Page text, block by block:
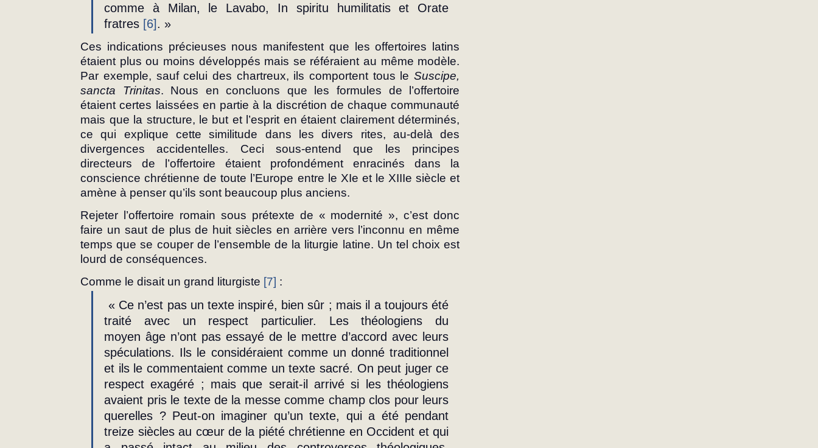
comme à Milan, le Lavabo, In spiritu humilitatis et Orate
fratres [6]. »
Ces indications précieuses nous manifestent que les offertoires latins
étaient plus ou moins développés mais se référaient au même modèle.
Par exemple, sauf celui des chartreux, ils comportent tous le Suscipe,
sancta Trinitas. Nous en concluons que les formules de l’offertoire
étaient certes laissées en partie à la discrétion de chaque communauté
mais que la structure, le but et l’esprit en étaient clairement déterminés,
ce qui explique cette similitude dans les divers rites, au-delà des
divergences accidentelles. Ceci sous-entend que les principes
directeurs de l’offertoire étaient profondément enracinés dans la
conscience chrétienne de toute l’Europe entre le XIe et le XIIIe siècle et
amène à penser qu’ils sont beaucoup plus anciens.
Rejeter l’offertoire romain sous prétexte de « modernité », c’est donc
faire un saut de plus de huit siècles en arrière vers l’inconnu en même
temps que se couper de l’ensemble de la liturgie latine. Un tel choix est
lourd de conséquences.
Comme le disait un grand liturgiste [7] :
traité avec un respect particulier. Les théologiens du
moyen âge n’ont pas essayé de le mettre d’accord avec leurs
spéculations. Ils le considéraient comme un donné traditionnel
et ils le commentaient comme un texte sacré. On peut juger ce
respect exagéré ; mais que serait-il arrivé si les théologiens
avaient pris le texte de la messe comme champ clos pour leurs
querelles ? Peut-on imaginer qu’un texte, qui a été pendant
treize siècles au cœur de la piété chrétienne en Occident et qui